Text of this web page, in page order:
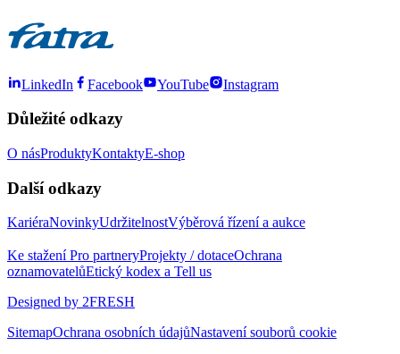
LinkedIn Facebook YouTube Instagram
Důležité odkazy
O násProduktyKontaktyE-shop
Další odkazy
KariéraNovinkyUdržitelnostVýběrová řízení a aukce
Ke staženíPro partneryProjekty / dotaceOchrana
oznamovatelůEtický kodex a Tell us
Designed by 2FRESH
SitemapOchrana osobních údajůNastavení souborů cookie